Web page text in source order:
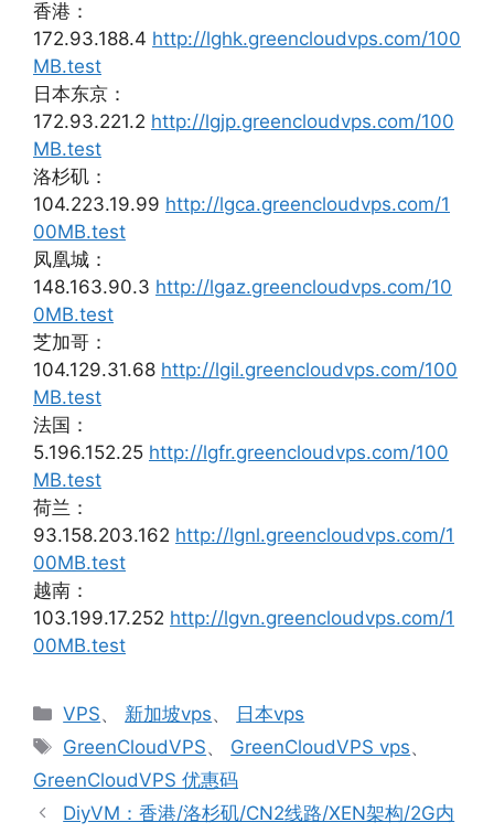
香港：
172.93.188.4 http://lghk.greencloudvps.com/100
MB.test
日本东京：
172.93.221.2 http://lgjp.greencloudvps.com/100
MB.test
洛杉矶：
104.223.19.99 http://lgca.greencloudvps.com/1
00MB.test
凤凰城：
148.163.90.3 http://lgaz.greencloudvps.com/10
0MB.test
芝加哥：
104.129.31.68 http://lgil.greencloudvps.com/100
MB.test
法国：
5.196.152.25 http://lgfr.greencloudvps.com/100
MB.test
荷兰：
93.158.203.162 http://lgnl.greencloudvps.com/1
00MB.test
越南：
103.199.17.252 http://lgvn.greencloudvps.com/1
00MB.test
分
类
VPS、 新加坡vps、 日本vps
标
GreenCloudVPS、 GreenCloudVPS vps、
GreenCloudVPS 优惠码
DiyVM：香港/洛杉矶/CN2线路/XEN架构/2G内